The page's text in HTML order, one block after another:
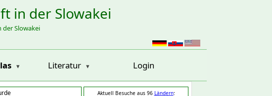
in der Slowakei
der Slowakei
Literatur Login
Aktuell Besuche aus 96 Ländern: